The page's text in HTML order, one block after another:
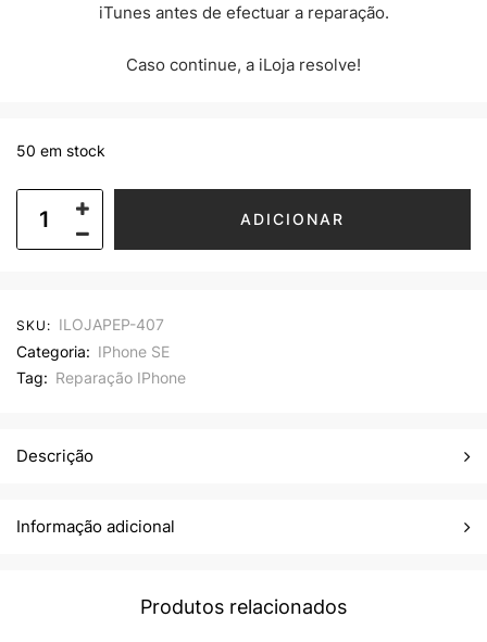
iTunes antes de efectuar a reparação.
Caso continue, a iLoja resolve!
50 em stock
ADICIONAR
SKU: ILOJAPEP-407
Categoria: IPhone SE
Tag: Reparação IPhone
Descrição
Informação adicional
Produtos relacionados